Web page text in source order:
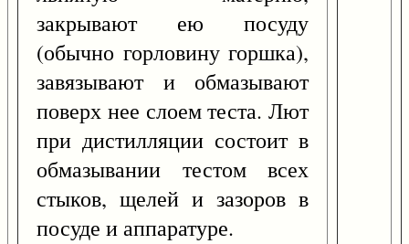
закрывают ею посуду
(обычно горловину горшка),
завязывают и обмазывают
поверх нее слоем теста. Лют
при дистилляции состоит в
обмазывании тестом всех
стыков, щелей и зазоров в
посуде и аппаратуре.